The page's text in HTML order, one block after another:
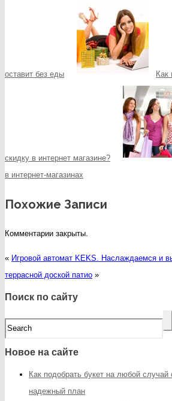
оставит без еды Как
скидку в интернет магазине?
в интернет-магазинах
Похожие Записи
Комментарии закрыты.
« Игровой автомат KEKS. Наслаждаемся и
террасной доской патио »
Поиск по сайту
Новое на сайте
Как подобрать букет на любой случай
надежный план